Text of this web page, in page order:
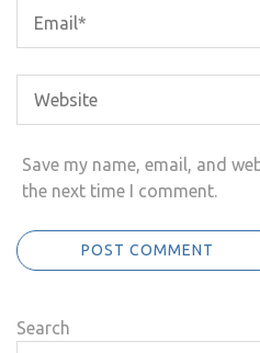
Save my name, email, and
the next time I comment.
Search